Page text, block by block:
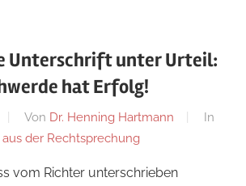
Unterschrift unter Urteil:
hat Erfolg!
Von Dr. Henning Hartmann
In
der Rechtsprechung
vom Richter unterschrieben